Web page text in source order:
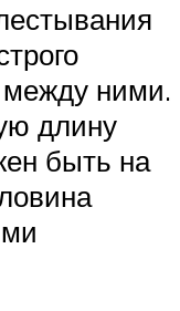
между ними.
длину
быть на